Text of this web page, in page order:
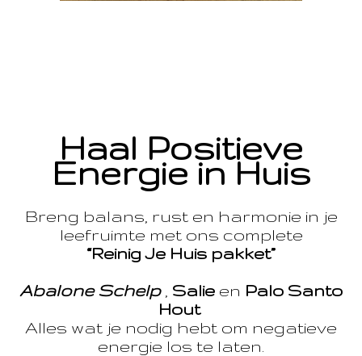
Haal Positieve
Energie in Huis
Breng balans, rust en harmonie in je
leefruimte met ons complete
“Reinig Je Huis pakket”
Abalone Schelp, Salie en Palo Santo
Hout
Alles wat je nodig hebt om negatieve
energie los te laten.